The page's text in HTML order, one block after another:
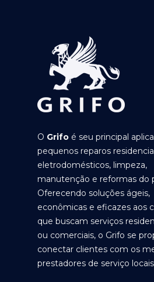
O Grifo é seu principal
pequenos reparos
eletrodomésticos, limpeza,
manutenção e reformas do
Oferecendo soluções ágeis,
econômicas e eficazes aos
que buscam serviços
ou comerciais, o Grifo se
conectar clientes com os
prestadores de serviço